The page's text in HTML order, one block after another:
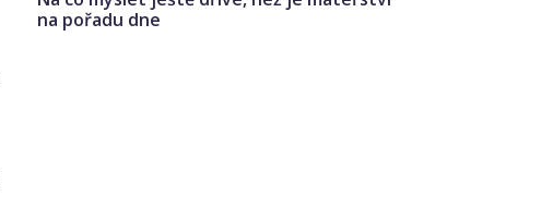
na pořadu dne